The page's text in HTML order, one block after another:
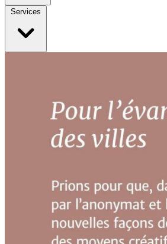
Services